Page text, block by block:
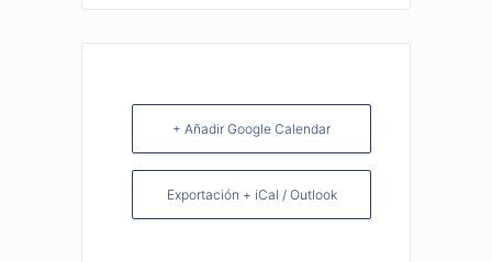
+ Añadir Google Calendar
Exportación + iCal / Outlook